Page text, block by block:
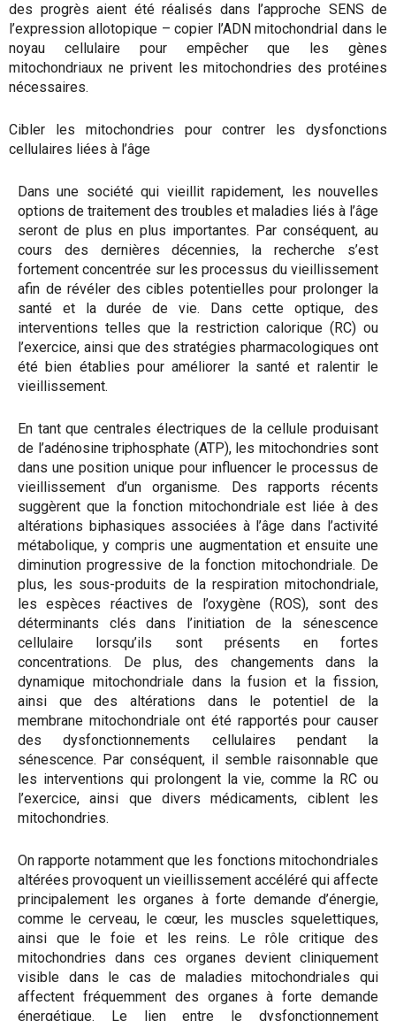
des progrès aient été réalisés dans l’approche SENS de
l’expression allotopique – copier l’ADN mitochondrial dans le
noyau cellulaire pour empêcher que les gènes
mitochondriaux ne privent les mitochondries des protéines
nécessaires.
Cibler les mitochondries pour contrer les dysfonctions
cellulaires liées à l’âge
Dans une société qui vieillit rapidement, les nouvelles
options de traitement des troubles et maladies liés à l’âge
seront de plus en plus importantes. Par conséquent, au
cours des dernières décennies, la recherche s’est
fortement concentrée sur les processus du vieillissement
afin de révéler des cibles potentielles pour prolonger la
santé et la durée de vie. Dans cette optique, des
interventions telles que la restriction calorique (RC) ou
l’exercice, ainsi que des stratégies pharmacologiques ont
été bien établies pour améliorer la santé et ralentir le
vieillissement.
En tant que centrales électriques de la cellule produisant
de l’adénosine triphosphate (ATP), les mitochondries sont
dans une position unique pour influencer le processus de
vieillissement d’un organisme. Des rapports récents
suggèrent que la fonction mitochondriale est liée à des
altérations biphasiques associées à l’âge dans l’activité
métabolique, y compris une augmentation et ensuite une
diminution progressive de la fonction mitochondriale. De
plus, les sous-produits de la respiration mitochondriale,
les espèces réactives de l’oxygène (ROS), sont des
déterminants clés dans l’initiation de la sénescence
cellulaire lorsqu’ils sont présents en fortes
concentrations. De plus, des changements dans la
dynamique mitochondriale dans la fusion et la fission,
ainsi que des altérations dans le potentiel de la
membrane mitochondriale ont été rapportés pour causer
des dysfonctionnements cellulaires pendant la
sénescence. Par conséquent, il semble raisonnable que
les interventions qui prolongent la vie, comme la RC ou
l’exercice, ainsi que divers médicaments, ciblent les
mitochondries.
On rapporte notamment que les fonctions mitochondriales
altérées provoquent un vieillissement accéléré qui affecte
principalement les organes à forte demande d’énergie,
comme le cerveau, le cœur, les muscles squelettiques,
ainsi que le foie et les reins. Le rôle critique des
mitochondries dans ces organes devient cliniquement
visible dans le cas de maladies mitochondriales qui
affectent fréquemment des organes à forte demande
énergétique. Le lien entre le dysfonctionnement